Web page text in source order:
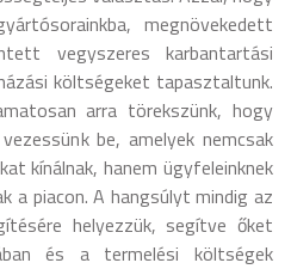
megnövekedett
vegyszeres karbantartási
költségeket tapasztaltunk.
arra törekszünk, hogy
be, amelyek nemcsak
kínálnak, hanem ügyfeleinknek
a piacon. A hangsúlyt mindig az
helyezzük, segítve őket
és a termelési költségek